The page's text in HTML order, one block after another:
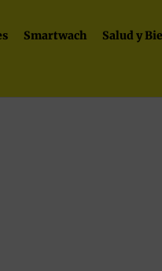
Smartwach Salud y